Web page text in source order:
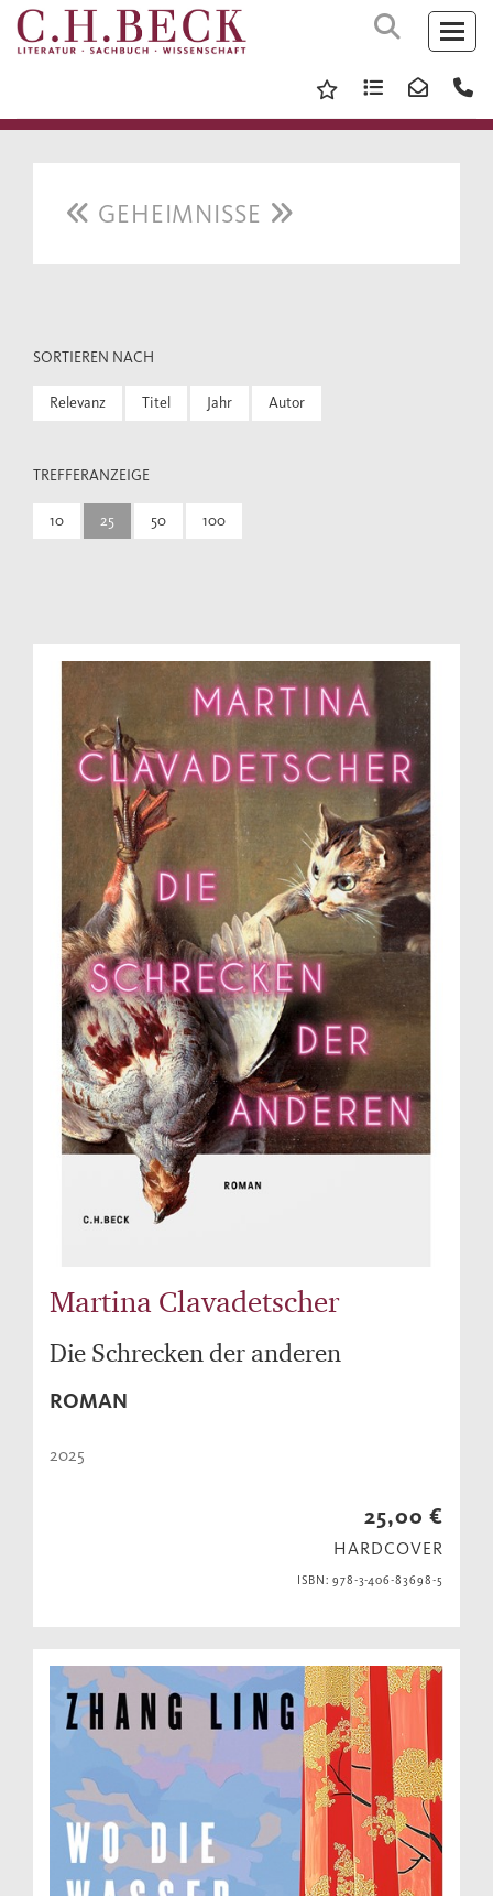
GEHEIMNISSE
SORTIEREN NACH
Relevanz Titel Jahr Autor
TREFFERANZEIGE
10 25 50 100
Martina Clavadetscher
Die Schrecken der anderen
ROMAN
2025
25,00 €
HARDCOVER
ISBN: 978-3-406-83698-5